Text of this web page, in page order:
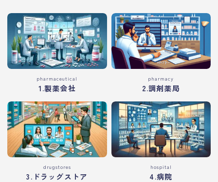
pharmaceutical
1.製薬会社
pharmacy
2.調剤薬局
drugstores
3.ドラッグストア
hospital
4.病院